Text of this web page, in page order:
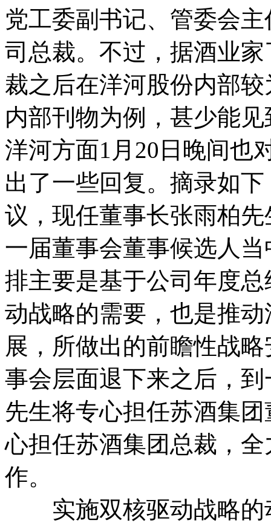
党工委副书记、管委会
司总裁。不过，据酒业
裁之后在洋河股份内部
内部刊物为例，甚少能
洋河方面1月20日晚间也
出了一些回复。摘录如
议，现任董事长张雨柏
一届董事会董事候选人
排主要是基于公司年度
动战略的需要，也是推
展，所做出的前瞻性战
事会层面退下来之后，
先生将专心担任苏酒集
心担任苏酒集团总裁，
作。
实施双核驱动战略的